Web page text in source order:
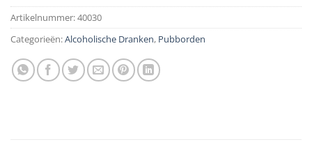
Artikelnummer:40030
Categorieën:Alcoholische Dranken, Pubborden